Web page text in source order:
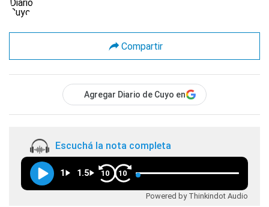
Compartir
Agregar Diario de Cuyo en
Escuchá la nota completa
1 1.5 10 10
Powered by Thinkindot Audio